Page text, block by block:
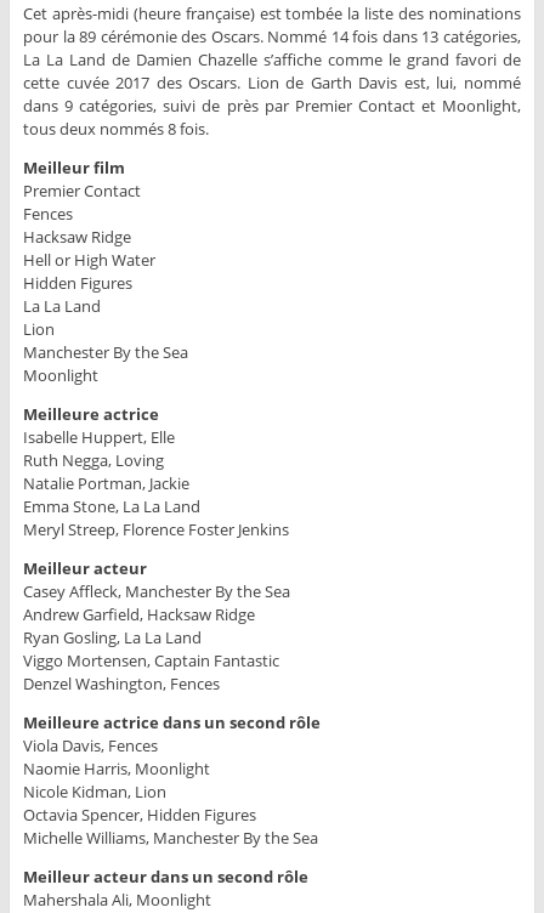
Cet après-midi (heure française) est tombée la liste des nominations
pour la 89 cérémonie des Oscars. Nommé 14 fois dans 13 catégories,
La La Land de Damien Chazelle s’affiche comme le grand favori de
cette cuvée 2017 des Oscars. Lion de Garth Davis est, lui, nommé
dans 9 catégories, suivi de près par Premier Contact et Moonlight,
tous deux nommés 8 fois.
Meilleur film
Premier Contact
Fences
Hacksaw Ridge
Hell or High Water
Hidden Figures
La La Land
Lion
Manchester By the Sea
Moonlight
Meilleure actrice
Isabelle Huppert, Elle
Ruth Negga, Loving
Natalie Portman, Jackie
Emma Stone, La La Land
Meryl Streep, Florence Foster Jenkins
Meilleur acteur
Casey Affleck, Manchester By the Sea
Andrew Garfield, Hacksaw Ridge
Ryan Gosling, La La Land
Viggo Mortensen, Captain Fantastic
Denzel Washington, Fences
Meilleure actrice dans un second rôle
Viola Davis, Fences
Naomie Harris, Moonlight
Nicole Kidman, Lion
Octavia Spencer, Hidden Figures
Michelle Williams, Manchester By the Sea
Meilleur acteur dans un second rôle
Mahershala Ali, Moonlight